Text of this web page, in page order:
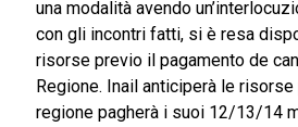
una modalità avendo
con gli incontri fatti, si è resa
risorse previo il pagamento de
Regione. Inail anticiperà le risorse
regione pagherà i suoi 12/13/14